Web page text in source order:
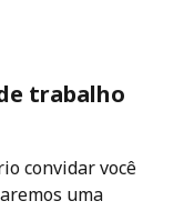
trabalho
convidar você
uma